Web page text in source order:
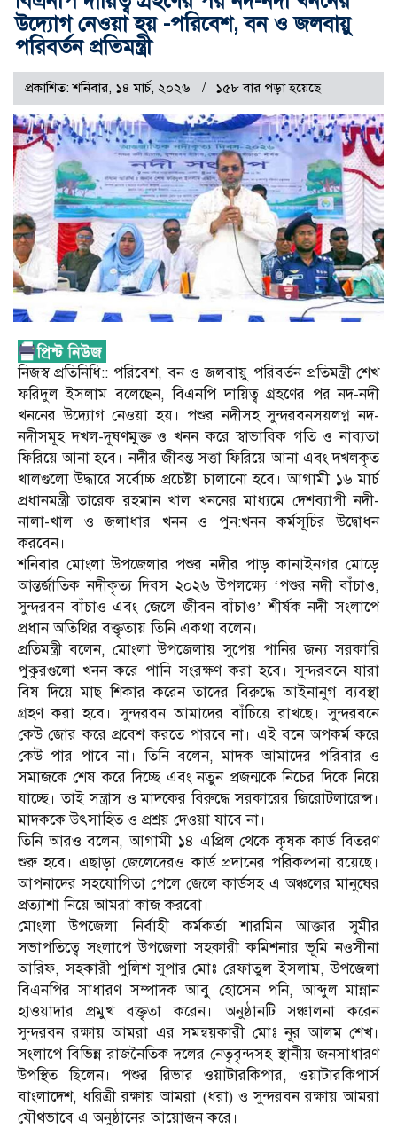
উদ্যোগ নেওয়া হয় -পরিবেশ, বন ও জলবায়ু
পরিবর্তন প্রতিমন্ত্রী
প্রকাশিত: শনিবার, ১৪ মার্চ, ২০২৬ ১৫৮ বার পড়া হয়েছে
নিজস্ব প্রতিনিধি:: পরিবেশ, বন ও জলবায়ু পরিবর্তন প্রতিমন্ত্রী শেখ
ফরিদুল ইসলাম বলেছেন, বিএনপি দায়িত্ব গ্রহণের পর নদ-নদী
খননের উদ্যোগ নেওয়া হয়। পশুর নদীসহ সুন্দরবনসয়লগ্ন নদ-
নদীসমূহ দখল-দূষণমুক্ত ও খনন করে স্বাভাবিক গতি ও নাব্যতা
ফিরিয়ে আনা হবে। নদীর জীবন্ত সত্তা ফিরিয়ে আনা এবং দখলকৃত
খালগুলো উদ্ধারে সর্বোচ্চ প্রচেষ্টা চালানো হবে। আগামী ১৬ মার্চ
প্রধানমন্ত্রী তারেক রহমান খাল খননের মাধ্যমে দেশব্যাপী নদী-
নালা-খাল ও জলাধার খনন ও পুন:খনন কর্মসূচির উদ্বোধন
করবেন।
শনিবার মোংলা উপজেলার পশুর নদীর পাড় কানাইনগর মোড়ে
আন্তর্জাতিক নদীকৃত্য দিবস ২০২৬ উপলক্ষ্যে ‘পশুর নদী বাঁচাও,
সুন্দরবন বাঁচাও এবং জেলে জীবন বাঁচাও’ শীর্ষক নদী সংলাপে
প্রধান অতিথির বক্তৃতায় তিনি একথা বলেন।
প্রতিমন্ত্রী বলেন, মোংলা উপজেলায় সুপেয় পানির জন্য সরকারি
পুকুরগুলো খনন করে পানি সংরক্ষণ করা হবে। সুন্দরবনে যারা
বিষ দিয়ে মাছ শিকার করেন তাদের বিরুদ্ধে আইনানুগ ব্যবস্থা
গ্রহণ করা হবে। সুন্দরবন আমাদের বাঁচিয়ে রাখছে। সুন্দরবনে
কেউ জোর করে প্রবেশ করতে পারবে না। এই বনে অপকর্ম করে
কেউ পার পাবে না। তিনি বলেন, মাদক আমাদের পরিবার ও
সমাজকে শেষ করে দিচ্ছে এবং নতুন প্রজন্মকে নিচের দিকে নিয়ে
যাচ্ছে। তাই সন্ত্রাস ও মাদকের বিরুদ্ধে সরকারের জিরোটলারেন্স।
মাদককে উৎসাহিত ও প্রশ্রয় দেওয়া যাবে না।
তিনি আরও বলেন, আগামী ১৪ এপ্রিল থেকে কৃষক কার্ড বিতরণ
শুরু হবে। এছাড়া জেলেদেরও কার্ড প্রদানের পরিকল্পনা রয়েছে।
আপনাদের সহযোগিতা পেলে জেলে কার্ডসহ এ অঞ্চলের মানুষের
প্রত্যাশা নিয়ে আমরা কাজ করবো।
মোংলা উপজেলা নির্বাহী কর্মকর্তা শারমিন আক্তার সুমীর
সভাপতিত্বে সংলাপে উপজেলা সহকারী কমিশনার ভূমি নওসীনা
আরিফ, সহকারী পুলিশ সুপার মোঃ রেফাতুল ইসলাম, উপজেলা
বিএনপির সাধারণ সম্পাদক আবু হোসেন পনি, আব্দুল মান্নান
হাওয়াদার প্রমুখ বক্তৃতা করেন। অনুষ্ঠানটি সঞ্চালনা করেন
সুন্দরবন রক্ষায় আমরা এর সমন্বয়কারী মোঃ নূর আলম শেখ।
সংলাপে বিভিন্ন রাজনৈতিক দলের নেতৃবৃন্দসহ স্থানীয় জনসাধারণ
উপস্থিত ছিলেন। পশুর রিভার ওয়াটারকিপার, ওয়াটারকিপার্স
বাংলাদেশ, ধরিত্রী রক্ষায় আমরা (ধরা) ও সুন্দরবন রক্ষায় আমরা
যৌথভাবে এ অনুষ্ঠানের আয়োজন করে।